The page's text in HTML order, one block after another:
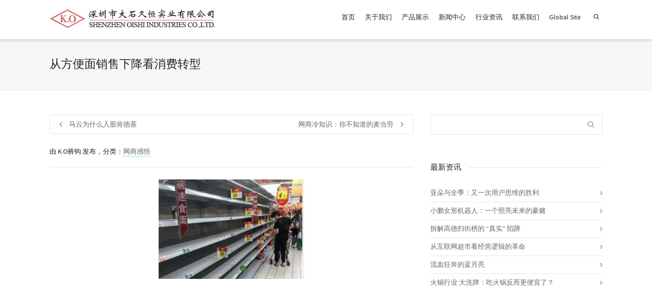
帮我查找新的衬衫尺码中号价格介于 商品，品牌为 默认品牌 .
首页 关于我们 产品展示 新闻中心 行业资讯 联系我们 Global Site
从方便面销售下降看消费转型
马云为什么入股肯德基 网商冷知识：你不知道的麦当劳
由 K.O裤钩 发布，分类： 网商感悟
最新资讯
亚朵与全季：又一次用户思维的胜利
小鹏女形机器人：一个照亮未来的豪赌
拆解高德扫街榜的 “真实” 陷阱
从互联网超市看经营逻辑的革命
流血狂奔的蓝月亮
火锅行业 大洗牌：吃火锅反而更便宜了？